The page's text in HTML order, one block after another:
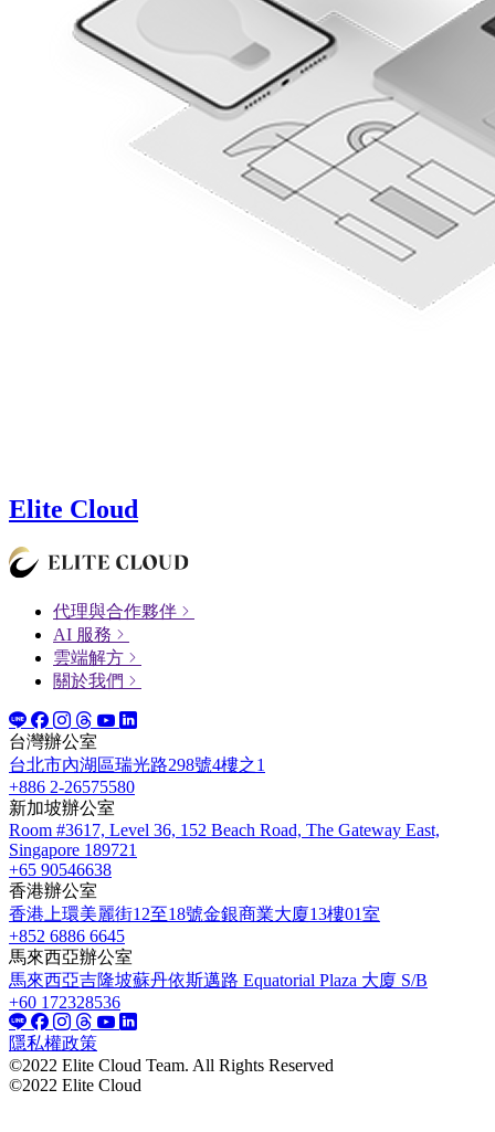
Elite Cloud
代理與合作夥伴
AI 服務
雲端解方
關於我們
台灣辦公室
台北市內湖區瑞光路298號4樓之1
+886 2-26575580
新加坡辦公室
Room #3617, Level 36, 152 Beach Road, The Gateway East,
Singapore 189721
+65 90546638
香港辦公室
香港上環美麗街12至18號金銀商業大廈13樓01室
+852 6886 6645
馬來西亞辦公室
馬來西亞吉隆坡蘇丹依斯邁路 Equatorial Plaza 大廈 S/B
+60 172328536
隱私權政策
©2022 Elite Cloud Team. All Rights Reserved
©2022 Elite Cloud